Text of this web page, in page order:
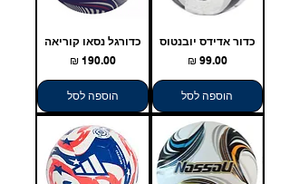
כדור אדידס יובנטוס
מחיר‏99.00 ‏₪
הוספה לסל
כדורגל נסאו קוריאה
מחיר‏190.00 ‏₪
הוספה לסל